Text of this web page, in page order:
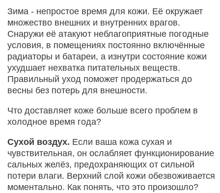
Зима - непростое время для кожи. Её окружает
множество внешних и внутренних врагов.
Снаружи её атакуют неблагоприятные погодные
условия, в помещениях постоянно включённые
радиаторы и батареи, а изнутри состояние кожи
ухудшает нехватка питательных веществ.
Правильный уход поможет продержаться до
весны без потерь для внешности.
Что доставляет коже больше всего проблем в
холодное время года?
Сухой воздух. Если ваша кожа сухая и
чувствительная, он ослабляет функционирование
сальных желёз, предохраняющих от сильной
потери влаги. Верхний слой кожи обезвоживается
моментально. Как понять, что это произошло?